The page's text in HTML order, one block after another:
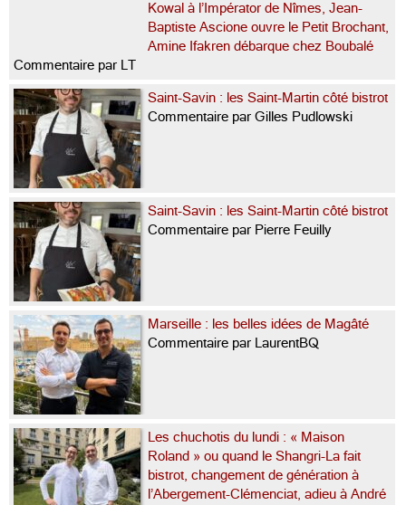
Kowal à l’Impérator de Nîmes, Jean-
Baptiste Ascione ouvre le Petit Brochant,
Amine Ifakren débarque chez Boubalé
Commentaire par LT
Saint-Savin : les Saint-Martin côté bistrot
Commentaire par Gilles Pudlowski
Saint-Savin : les Saint-Martin côté bistrot
Commentaire par Pierre Feuilly
Marseille : les belles idées de Magâté
Commentaire par LaurentBQ
Les chuchotis du lundi : « Maison
Roland » ou quand le Shangri-La fait
bistrot, changement de génération à
l’Abergement-Clémenciat, adieu à André